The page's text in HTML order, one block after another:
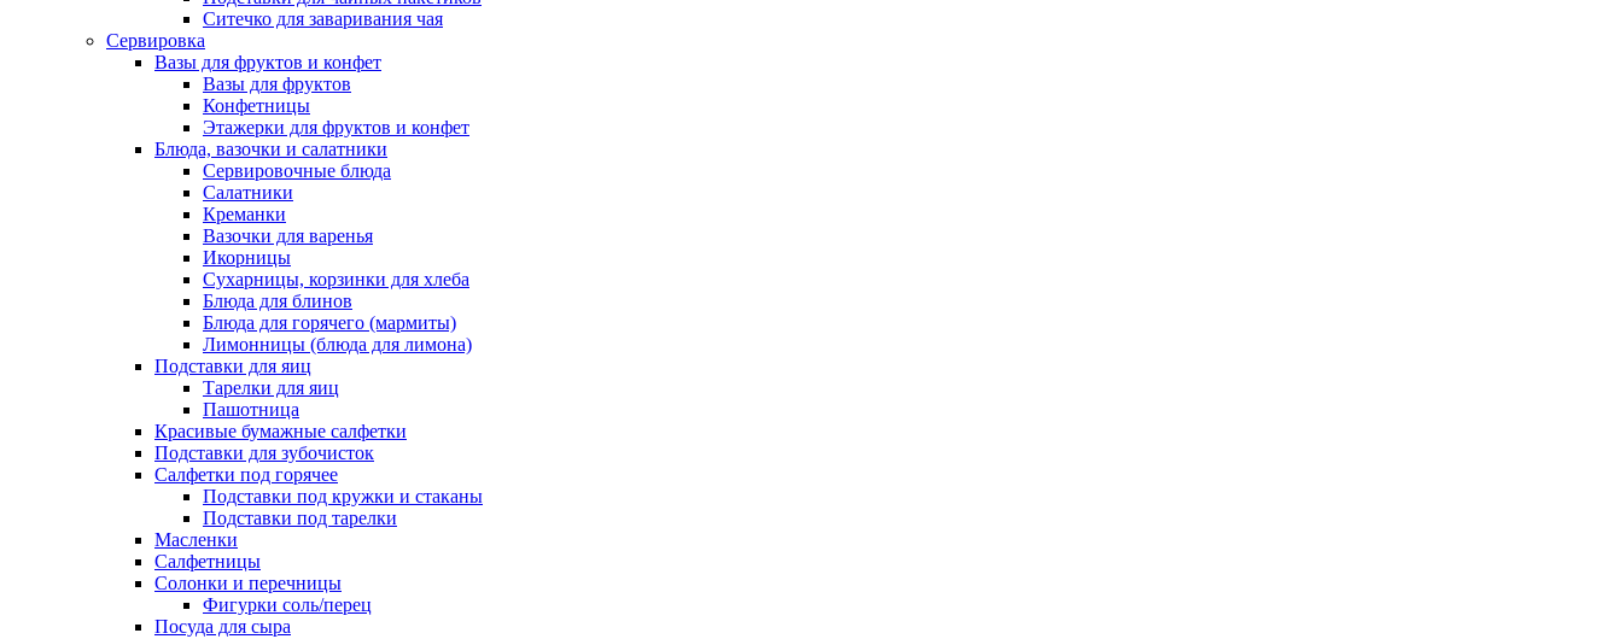
Ситечко для заваривания чая
Сервировка
Вазы для фруктов и конфет
Вазы для фруктов
Конфетницы
Этажерки для фруктов и конфет
Блюда, вазочки и салатники
Сервировочные блюда
Салатники
Креманки
Вазочки для варенья
Икорницы
Сухарницы, корзинки для хлеба
Блюда для блинов
Блюда для горячего (мармиты)
Лимонницы (блюда для лимона)
Подставки для яиц
Тарелки для яиц
Пашотница
Красивые бумажные салфетки
Подставки для зубочисток
Салфетки под горячее
Подставки под кружки и стаканы
Подставки под тарелки
Масленки
Салфетницы
Солонки и перечницы
Фигурки соль/перец
Посуда для сыра